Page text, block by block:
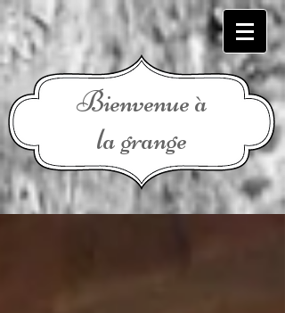
Bienvenue à
la grange